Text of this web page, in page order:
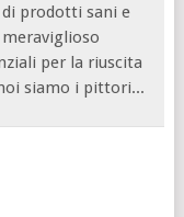
prodotti sani e
per la riuscita
siamo i pittori...